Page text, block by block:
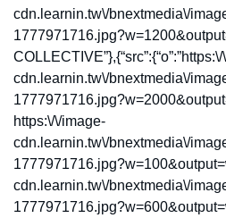
cdn.learnin.tw\/bnextmedia\/
cdn.learnin.tw\/bnextmedia\/
https:\/\/image-
cdn.learnin.tw\/bnextmedia\/
cdn.learnin.tw\/bnextmedia\/